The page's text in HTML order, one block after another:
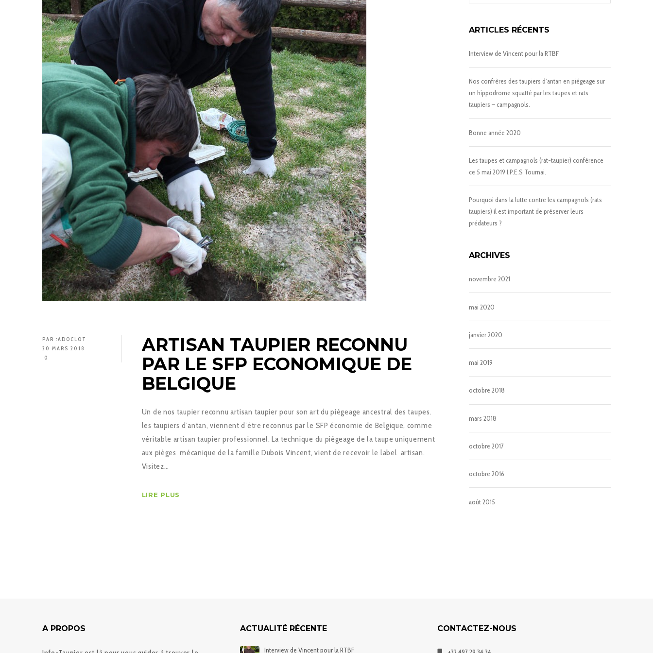
PAR :ADOCLOT
20 MARS 2018
0
ARTISAN TAUPIER RECONNU
PAR LE SFP ECONOMIQUE DE
BELGIQUE
Un de nos taupier reconnu artisan taupier pour son art du piégeage ancestral des taupes.
les taupiers d’antan, viennent d’être reconnus par le SFP économie de Belgique, comme
véritable artisan taupier professionnel. La technique du piégeage de la taupe uniquement
aux pièges mécanique de la famille Dubois Vincent, vient de recevoir le label artisan.
Visitez…
LIRE PLUS
ARTICLES RÉCENTS
Interview de Vincent pour la RTBF
Nos confrères des taupiers d’antan en piégeage sur
un hippodrome squatté par les taupes et rats
taupiers – campagnols.
Bonne année 2020
Les taupes et campagnols (rat-taupier) conférence
ce 5 mai 2019 I.P.E.S Tournai.
Pourquoi dans la lutte contre les campagnols (rats
taupiers) il est important de préserver leurs
prédateurs ?
ARCHIVES
novembre 2021
mai 2020
janvier 2020
mai 2019
octobre 2018
mars 2018
octobre 2017
octobre 2016
août 2015
A PROPOS ACTUALITÉ RÉCENTE
Interview de Vincent pour la RTBF
CONTACTEZ-NOUS